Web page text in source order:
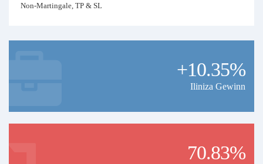
Non-Martingale, TP & SL
+10.35%
Iliniza Gewinn
70.83%